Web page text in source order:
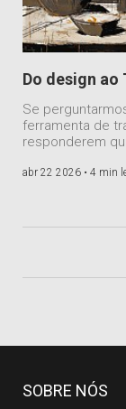
Do design ao
Se
ferramenta de
responderem
abr 22 2026 • 4 min
SOBRE NÓS